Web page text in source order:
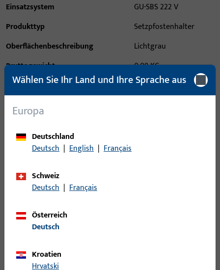
Einsatzsystem
GU-SBS 222 V
Produkttyp
Setzpfostenhalter
Oberflächenbeschreibung
Lichtgrau
Bruttogewicht
0,08 KG
Verpackungseinheit
500 ST
Mindestbestelleinheit
Anmeldung
Preisinformation zu erhalten oder Artikel zu bestellen
Produktbeschreibung
Wählen Sie Ihr Land und Ihre Sprache aus
Europa
Deutschland
Deutsch | English | Français
Schweiz
Deutsch | Français
Österreich
Deutsch
Kroatien
Hrvatski